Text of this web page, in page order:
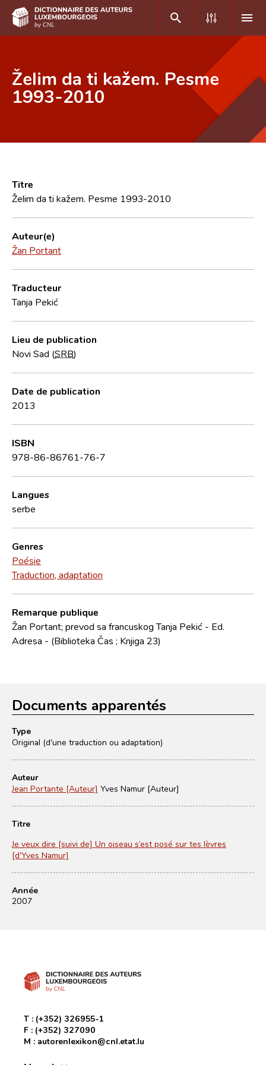
DE FR
Foire aux questions
CNL
Équipe scientifique
Contact
Želim da ti kažem. Pesme
1993-2010
Titre
Želim da ti kažem. Pesme 1993-2010
Auteur(e)
Žan Portant
Traducteur
Tanja Pekić
Lieu de publication
Novi Sad (SRB)
Date de publication
2013
ISBN
978-86-86761-76-7
Langues
serbe
Genres
Poésie
Traduction, adaptation
Remarque publique
Žan Portant; prevod sa francuskog Tanja Pekić - Ed.
Adresa - (Biblioteka Čas ; Knjiga 23)
Documents apparentés
Type
Original (d'une traduction ou adaptation)
Auteur
Jean Portante [Auteur] Yves Namur [Auteur]
Titre
Je veux dire [suivi de] Un oiseau s’est posé sur tes lèvres
[d'Yves Namur]
Année
2007
T : (+352) 326955-1
F : (+352) 327090
M : autorenlexikon@cnl.etat.lu